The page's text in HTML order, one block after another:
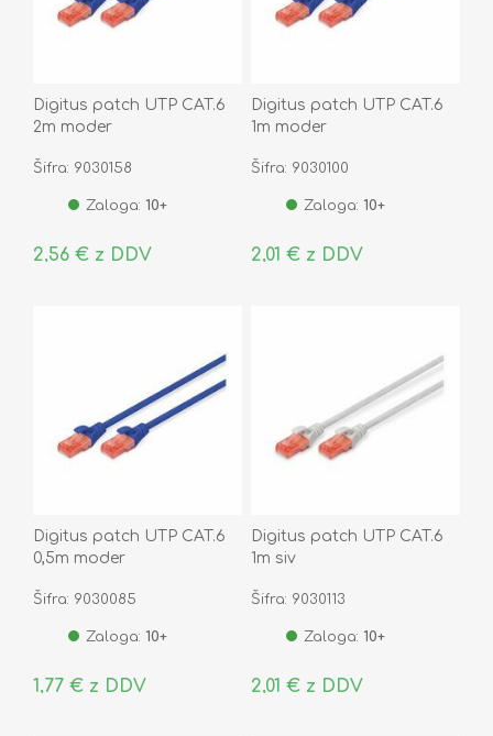
Digitus patch UTP CAT.6
2m moder
Šifra: 9030158
Zaloga: 10+
2,56 € z DDV
Digitus patch UTP CAT.6
1m moder
Šifra: 9030100
Zaloga: 10+
2,01 € z DDV
Digitus patch UTP CAT.6
0,5m moder
Šifra: 9030085
Zaloga: 10+
1,77 € z DDV
Digitus patch UTP CAT.6
1m siv
Šifra: 9030113
Zaloga: 10+
2,01 € z DDV